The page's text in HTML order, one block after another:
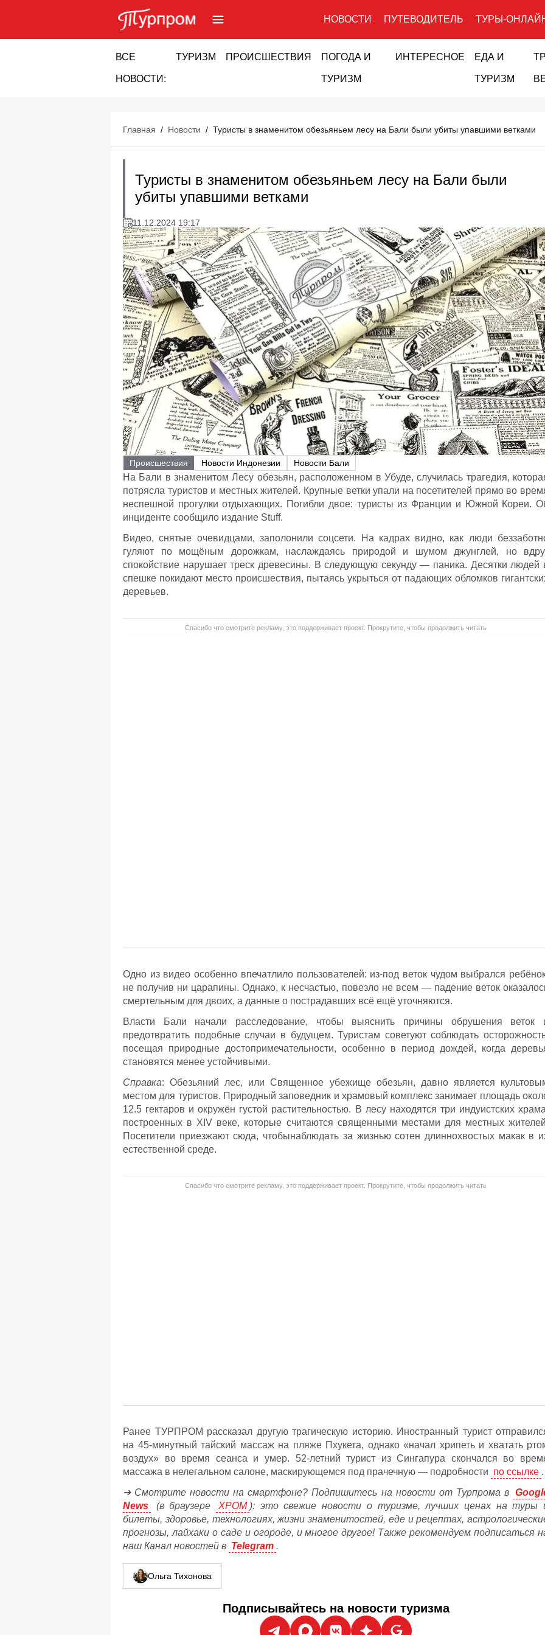
НОВОСТИ ПУТЕВОДИТЕЛЬ ТУРЫ-
ВСЕ
НОВОСТИ:
ТУРИЗМ ПРОИСШЕСТВИЯ ПОГОДА И
ТУРИЗМ
ИНТЕРЕСНОЕ ЕДА И
ТУРИЗМ
Главная / Новости / Туристы в знаменитом обезьяньем лесу на Бали были убиты упавшими ветками
Туристы в знаменитом обезьяньем лесу на Бали были
убиты упавшими ветками
11.12.2024 19:17
Происшествия Новости Индонезии Новости Бали
На Бали в знаменитом Лесу обезьян, расположенном в Убуде, случилась трагедия,
потрясла туристов и местных жителей. Крупные ветки упали на посетителей прямо во
неспешной прогулки отдыхающих. Погибли двое: туристы из Франции и Южной Кореи.
инциденте сообщило издание Stuff.
Видео, снятые очевидцами, заполонили соцсети. На кадрах видно, как люди
гуляют по мощёным дорожкам, наслаждаясь природой и шумом джунглей, но
спокойствие нарушает треск древесины. В следующую секунду — паника. Десятки людей
спешке покидают место происшествия, пытаясь укрыться от падающих обломков
деревьев.
Спасибо что смотрите рекламу, это поддерживает проект. Прокрутите, чтобы продолжить читать
Одно из видео особенно впечатлило пользователей: из-под веток чудом выбрался
не получив ни царапины. Однако, к несчастью, повезло не всем — падение веток
смертельным для двоих, а данные о пострадавших всё ещё уточняются.
Власти Бали начали расследование, чтобы выяснить причины обрушения веток
предотвратить подобные случаи в будущем. Туристам советуют соблюдать
посещая природные достопримечательности, особенно в период дождей, когда
становятся менее устойчивыми.
Справка: Обезьяний лес, или Священное убежище обезьян, давно является
местом для туристов. Природный заповедник и храмовый комплекс занимает площадь
12.5 гектаров и окружён густой растительностью. В лесу находятся три индуистских
построенных в XIV веке, которые считаются священными местами для местных
Посетители приезжают сюда, чтобынаблюдать за жизнью сотен длиннохвостых макак в
естественной среде.
Спасибо что смотрите рекламу, это поддерживает проект. Прокрутите, чтобы продолжить читать
Ранее ТУРПРОМ рассказал другую трагическую историю. Иностранный турист
на 45-минутный тайский массаж на пляже Пхукета, однако «начал хрипеть и хватать
воздух» во время сеанса и умер. 52-летний турист из Сингапура скончался во
массажа в нелегальном салоне, маскирующемся под прачечную — подробности по ссылке .
➔ Смотрите новости на смартфоне? Подпишитесь на новости от Турпрома в
News
(в браузере ХРОМ ): это свежие новости о туризме, лучших ценах на туры
билеты, здоровье, технологиях, жизни знаменитостей, еде и рецептах,
прогнозы, лайхаки о саде и огороде, и многое другое! Также рекомендуем подписаться
наш Канал новостей в Telegram .
Ольга Тихонова
Подписывайтесь на новости туризма